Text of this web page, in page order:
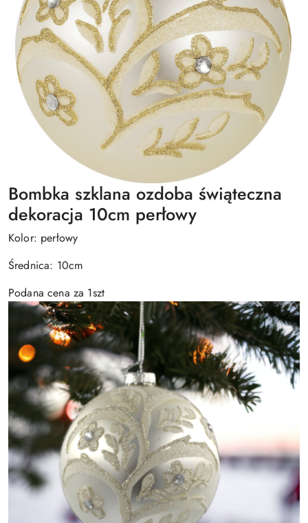
Bombka szklana ozdoba świąteczna
dekoracja 10cm perłowy
Kolor: perłowy
Średnica: 10cm
Podana cena za 1szt